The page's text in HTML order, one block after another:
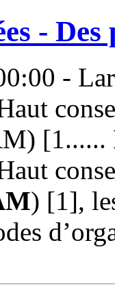
-
-
[1......
) [1],